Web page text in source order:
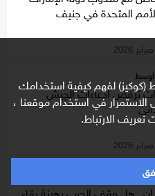
(كوكيز) لفهم كيفية استخدامك
في استخدام موقعنا ،
الارتباط.
المتحدة في جنيف
ترفض ادعاءات الجيش